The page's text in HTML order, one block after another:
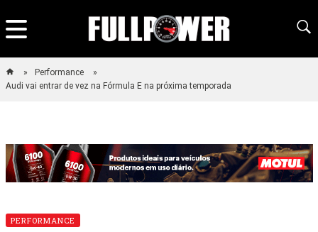
Performance
Audi vai entrar de vez na Fórmula E na próxima temporada
PERFORMANCE